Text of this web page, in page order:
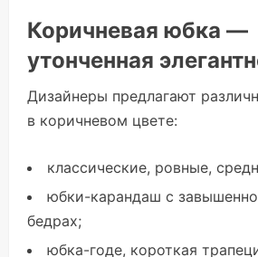
Коричневая юбка —
утонченная
Дизайнеры предлагают
в коричневом цвете:
классические, ровные,
юбки-карандаш с
бедрах;
юбка-годе, короткая